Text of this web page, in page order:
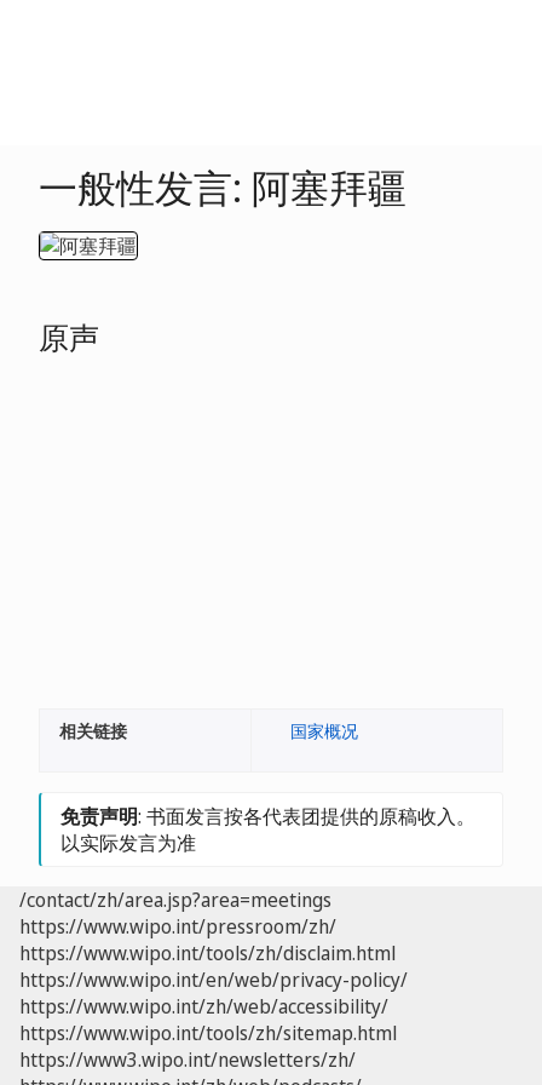
一般性发言: 阿塞拜疆
原声
相关链接 国家概况
免责声明: 书面发言按各代表团提供的原稿收入。
以实际发言为准
/contact/zh/area.jsp?area=meetings
https://www.wipo.int/pressroom/zh/
https://www.wipo.int/tools/zh/disclaim.html
https://www.wipo.int/en/web/privacy-policy/
https://www.wipo.int/zh/web/accessibility/
https://www.wipo.int/tools/zh/sitemap.html
https://www3.wipo.int/newsletters/zh/